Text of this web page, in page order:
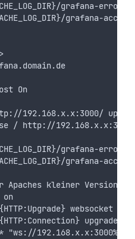
grafana-
grafana-
On
192.168.x.x:3000/
/ http://
grafana-
grafana-
Apaches kleiner Version
on
websocket
upgrade
"ws://